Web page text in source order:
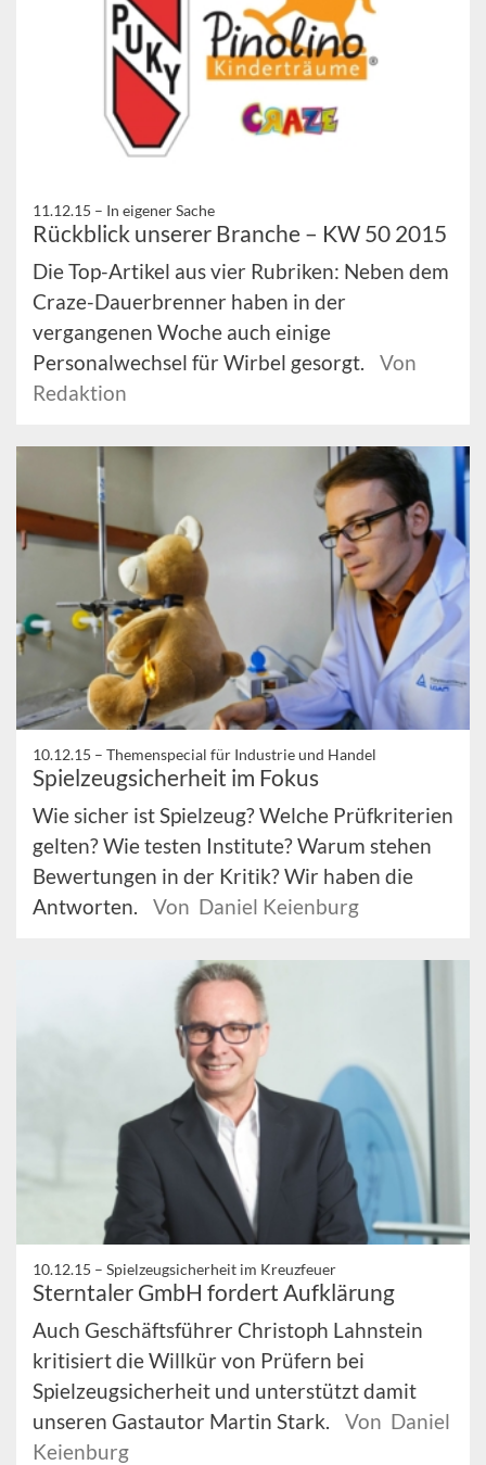
11.12.15 – In eigener Sache
Rückblick unserer Branche – KW 50 2015
Die Top-Artikel aus vier Rubriken: Neben dem
Craze-Dauerbrenner haben in der
vergangenen Woche auch einige
Personalwechsel für Wirbel gesorgt.
Von
Redaktion
10.12.15 – Themenspecial für Industrie und Handel
Spielzeugsicherheit im Fokus
Wie sicher ist Spielzeug? Welche Prüfkriterien
gelten? Wie testen Institute? Warum stehen
Bewertungen in der Kritik? Wir haben die
Antworten.
Von Daniel Keienburg
10.12.15 – Spielzeugsicherheit im Kreuzfeuer
Sterntaler GmbH fordert Aufklärung
Auch Geschäftsführer Christoph Lahnstein
kritisiert die Willkür von Prüfern bei
Spielzeugsicherheit und unterstützt damit
unseren Gastautor Martin Stark.
Von Daniel
Keienburg